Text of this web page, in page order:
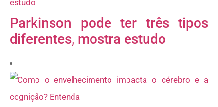
Parkinson pode ter três tipos
diferentes, mostra estudo